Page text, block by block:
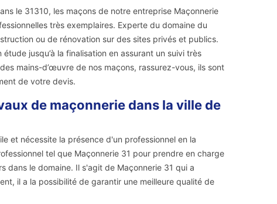
le 31310, les maçons de notre entreprise Maçonnerie
très exemplaires. Experte du domaine du
ou de rénovation sur des sites privés et publics.
jusqu’à la finalisation en assurant un suivi très
mains-d’œuvre de nos maçons, rassurez-vous, ils sont
de votre devis.
de maçonnerie dans la ville de
et nécessite la présence d'un professionnel en la
tel que Maçonnerie 31 pour prendre en charge
dans le domaine. Il s'agit de Maçonnerie 31 qui a
il a la possibilité de garantir une meilleure qualité de